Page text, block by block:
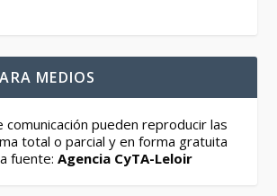
MEDIOS
comunicación pueden reproducir las
total o parcial y en forma gratuita
fuente:Agencia CyTA-Leloir